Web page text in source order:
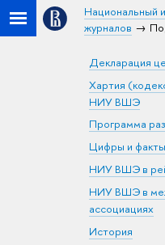
Национальный
журналов
Декларация
Хартия
НИУ ВШЭ
Программа
Цифры и факты
НИУ ВШЭ в
НИУ ВШЭ в
ассоциациях
История